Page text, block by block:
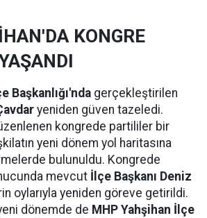
KONGRE
Başkanlığı'nda gerçekleştirilen
yeniden güven tazeledi.
kongrede partililer bir
yeni dönem yol haritasına
bulunuldu. Kongrede
mevcut İlçe Başkanı Deniz
oylarıyla yeniden göreve getirildi.
dönemde de MHP Yahşihan İlçe